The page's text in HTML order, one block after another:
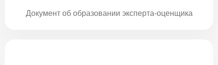
Документ об образовании эксперта-оценщика